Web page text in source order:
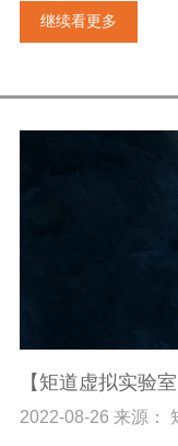
继续看更多
【矩道虚拟实验
2022-08-26 来源：